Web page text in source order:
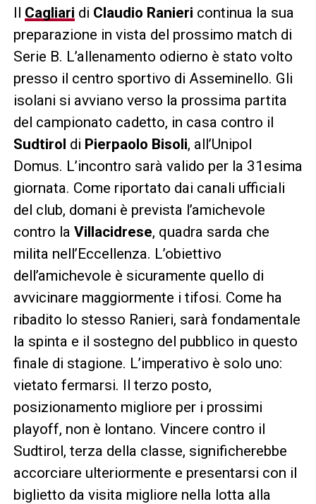
Il Cagliari di Claudio Ranieri continua la sua
preparazione in vista del prossimo match di
Serie B. L’allenamento odierno è stato volto
presso il centro sportivo di Asseminello. Gli
isolani si avviano verso la prossima partita
del campionato cadetto, in casa contro il
Sudtirol di Pierpaolo Bisoli, all’Unipol
Domus. L’incontro sarà valido per la 31esima
giornata. Come riportato dai canali ufficiali
del club, domani è prevista l’amichevole
contro la Villacidrese, quadra sarda che
milita nell’Eccellenza. L’obiettivo
dell’amichevole è sicuramente quello di
avvicinare maggiormente i tifosi. Come ha
ribadito lo stesso Ranieri, sarà fondamentale
la spinta e il sostegno del pubblico in questo
finale di stagione. L’imperativo è solo uno:
vietato fermarsi. Il terzo posto,
posizionamento migliore per i prossimi
playoff, non è lontano. Vincere contro il
Sudtirol, terza della classe, significherebbe
accorciare ulteriormente e presentarsi con il
biglietto da visita migliore nella lotta alla